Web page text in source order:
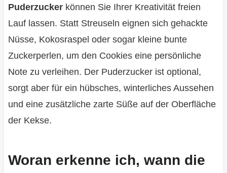
Puderzuckerkönnen Sie Ihrer Kreativität freien
Lauf lassen. Statt Streuseln eignen sich gehackte
Nüsse, Kokosraspel oder sogar kleine bunte
Zuckerperlen, um den Cookies eine persönliche
Note zu verleihen. Der Puderzucker ist optional,
sorgt aber für ein hübsches, winterliches Aussehen
und eine zusätzliche zarte Süße auf der Oberfläche
der Kekse.
Woran erkenne ich, wann die